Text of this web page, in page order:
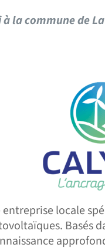
la commune de
entreprise locale
Basés